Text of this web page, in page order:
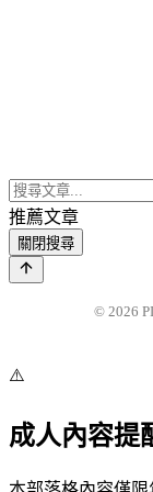
推薦文章
關閉搜尋
© 2026
⚠️
成人內容提